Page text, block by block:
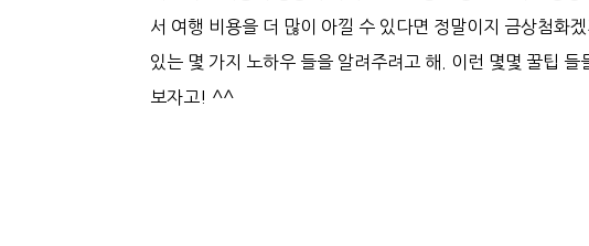
서 여행 비용을 더 많이 아낄 수 있다면 정말이지 금상첨화
있는 몇 가지 노하우 들을 알려주려고 해. 이런 몇몇 꿀팁
보자고! ^^